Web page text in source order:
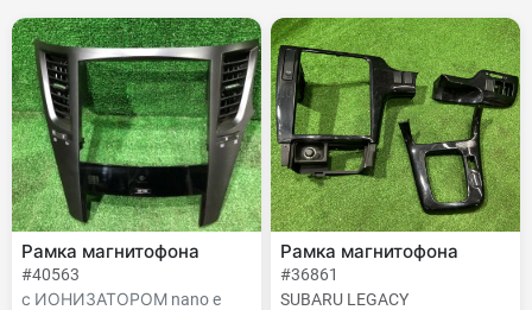
Рамка магнитофона
#40563
с ИОНИЗАТОРОМ nano e
Рамка магнитофона
#36861
SUBARU LEGACY